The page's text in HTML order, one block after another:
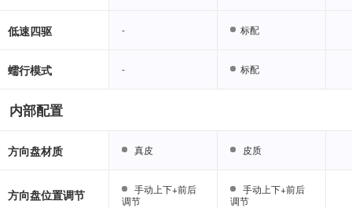
低速四驱 - 标配
蠕行模式 - 标配
内部配置
方向盘材质 真皮 皮质
方向盘位置调节
手动上下+前后
调节
手动上下+前后
调节
- 标配
- 标配
真皮 皮质
手动上下+前后
调节
手动上下+前后
调节